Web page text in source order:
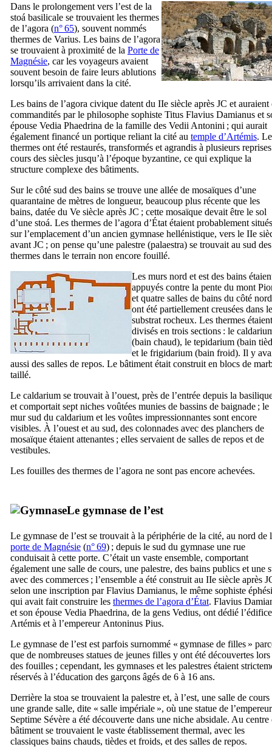
Dans le prolongement vers l’est de la
stoá basilicale se trouvaient les thermes
de l’agora (n° 65), souvent nommés
thermes de Varius. Les bains de l’agora
se trouvaient à proximité de la Porte de
Magnésie, car les voyageurs avaient
souvent besoin de faire leurs ablutions
lorsqu’ils arrivaient dans la cité.
Les bains de l’agora civique datent du IIe siècle après JC et auraient
commandités par le philosophe sophiste Titus Flavius Damianus et
épouse Vedia Phaedrina de la famille des Vedii Antonini ; qui aurait
également financé un portique reliant la cité au temple d’Artémis.
thermes ont été restaurés, transformés et agrandis à plusieurs
cours des siècles jusqu’à l’époque byzantine, ce qui explique la
structure complexe des bâtiments.
Sur le côté sud des bains se trouve une allée de mosaïques d’une
quarantaine de mètres de longueur, beaucoup plus récente que les
bains, datée du Ve siècle après JC ; cette mosaïque devait être le sol
d’une stoá. Les thermes de l’agora d’État étaient probablement situés
sur l’emplacement d’un ancien gymnase hellénistique, vers le IIe
avant JC ; on pense qu’une palestre (palaestra) se trouvait au sud des
thermes dans le terrain non encore fouillé.
Les murs nord et est des bains
appuyés contre la pente du mont
et quatre salles de bains du côté nord
ont été partiellement creusées dans le
substrat rocheux. Les thermes étaient
divisés en trois sections : le
(bain chaud), le tepidarium (bain
et le frigidarium (bain froid). Il y
aussi des salles de repos. Le bâtiment était construit en blocs de
taillé.
Le caldarium se trouvait à l’ouest, près de l’entrée depuis la
et comportait sept niches voûtées munies de bassins de baignade ; le
mur sud du caldarium et les voûtes impressionnantes sont encore
visibles. À l’ouest et au sud, des colonnades avec des planchers de
mosaïque étaient attenantes ; elles servaient de salles de repos et de
vestibules.
Les fouilles des thermes de l’agora ne sont pas encore achevées.
Le gymnase de l’est
Le gymnase de l’est se trouvait à la périphérie de la cité, au nord de
porte de Magnésie (n° 69) ; depuis le sud du gymnase une rue
conduisait à cette porte. C’était un vaste ensemble, comportant
également une salle de cours, une palestre, des bains publics et une
avec des commerces ; l’ensemble a été construit au IIe siècle après
selon une inscription parFlavius ​​Damianus, le même sophiste
qui avait fait construire les thermes de l’agora d’État. Flavius
et son épouse Vedia Phaedrina, de la gens Vedius, ont dédié
Artémis et à l’empereur Antoninus Pius.
Le gymnase de l’est est parfois surnommé « gymnase de filles »
que de nombreuses statues de jeunes filles y ont été découvertes lors
des fouilles ; cependant, les gymnases et les palestres étaient
réservés à l’éducation des garçons âgés de 6 à 16 ans.
Derrière la stoa se trouvaient la palestre et, à l’est, une salle de cours
une grande salle, dite « salle impériale », où une statue de l’empereur
Septime Sévère a été découverte dans une niche absidale. Au centre
bâtiment se trouvaient le vaste établissement thermal, avec les
classiques bains chauds, tièdes et froids, et des salles de repos.